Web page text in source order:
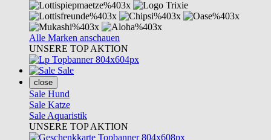
Alle Marken anschauen
UNSERE TOP AKTION
Sale
close
Sale Hund
Sale Katze
Sale Aquaristik
UNSERE TOP AKTION